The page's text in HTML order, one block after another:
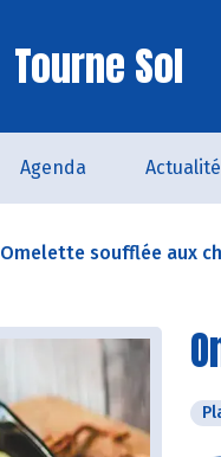
Tourne Sol
Agenda
Omelette soufflée aux